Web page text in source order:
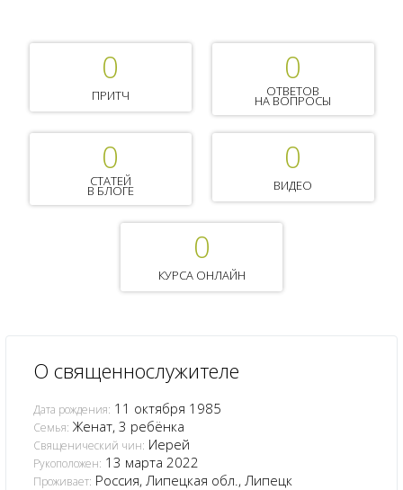
0
ПРИТЧ
0
ОТВЕТОВ
НА ВОПРОСЫ
0
СТАТЕЙ
В БЛОГЕ
0
ВИДЕО
0
КУРСА ОНЛАЙН
О священнослужителе
Дата рождения: 11 октября 1985
Семья: Женат, 3 ребёнка
Священический чин: Иерей
Рукоположен: 13 марта 2022
Проживает: Россия, Липецкая обл., Липецк